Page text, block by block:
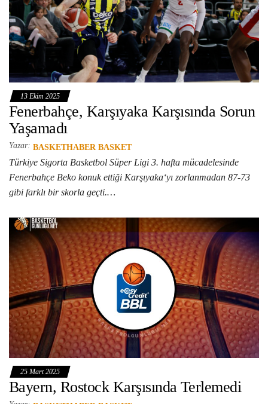
13 Ekim 2025
Fenerbahçe, Karşıyaka Karşısında Sorun
Yaşamadı
Yazar: BASKETHABER BASKET
Türkiye Sigorta Basketbol Süper Ligi 3. hafta mücadelesinde
Fenerbahçe Beko konuk ettiği Karşıyaka‘yı zorlanmadan 87-73
gibi farklı bir skorla geçti.…
25 Mart 2025
Bayern, Rostock Karşısında Terlemedi